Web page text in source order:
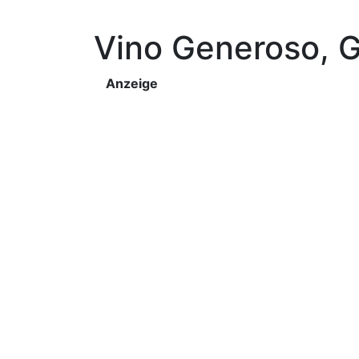
Vino Generoso,
Anzeige